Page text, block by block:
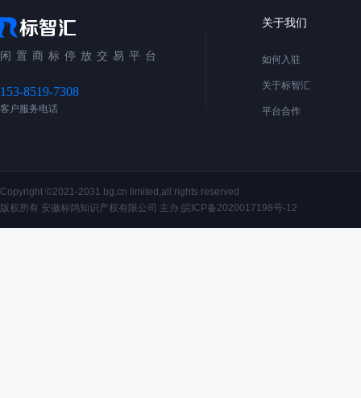
闲置商标停放交易平台
153-8519-7308
客户服务电话
关于我们
如何入驻
关于标智汇
平台合作
Copyright ©2021-2031 bg.cn limited,all rights reserved
版权所有 安徽标鸽知识产权有限公司 主办 皖ICP备2020017198号-12